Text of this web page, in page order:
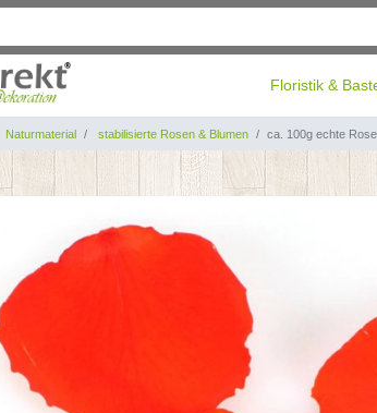
Floristik &
Naturmaterial stabilisierte Rosen & Blumen ca. 100g echte